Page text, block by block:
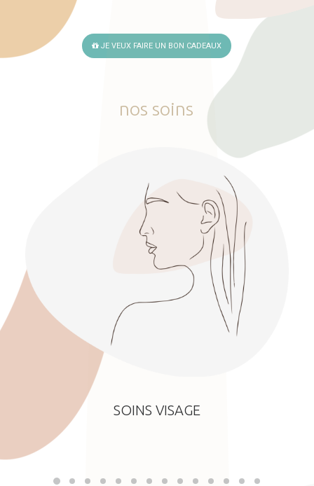
JE VEUX FAIRE UN BON CADEAUX
nos soins
SOINS VISAGE